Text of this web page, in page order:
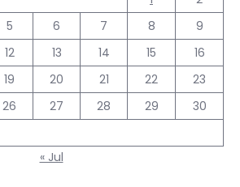
5 6 7 8
9
12 13 14 15
16
19 20 21 22
23
26 27 28 29
30
« Jul